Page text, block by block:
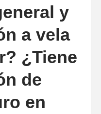
y
a vela
¿Tiene
de
en